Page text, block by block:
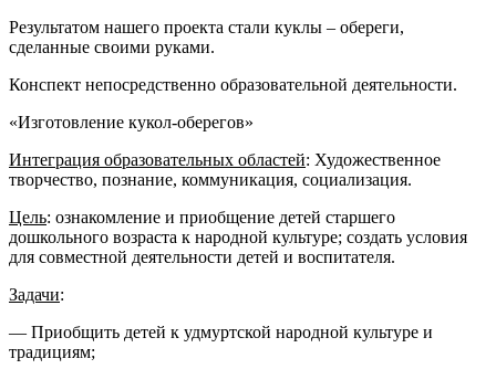
Результатом нашего проекта стали куклы – обереги,
сделанные своими руками.
Конспект непосредственно образовательной деятельности.
«Изготовление кукол-оберегов»
Интеграция образовательных областей: Художественное
творчество, познание, коммуникация, социализация.
Цель: ознакомление и приобщение детей старшего
дошкольного возраста к народной культуре; создать условия
для совместной деятельности детей и воспитателя.
Задачи:
— Приобщить детей к удмуртской народной культуре и
традициям;